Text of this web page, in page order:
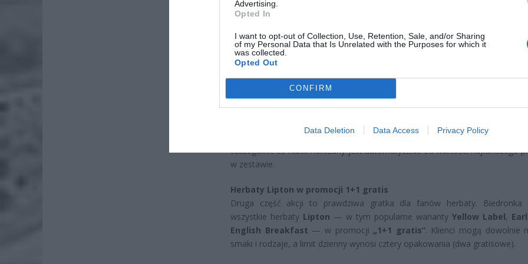
Advertising.
Opted In
I want to opt-out of Collection, Use, Retention, Sale, and/or Sharing
of my Personal Data that Is Unrelated with the Purposes for which it
was collected.
Opted Out
CONFIRM
Data Deletion Data Access Privacy Policy
ZOBACZ RÓWNIEŻ:
Teraz nastąpił zwrot w sprawie
8 sierpnia 2026 15:40
Nawet 3600 zł miesięcznie zamiast 800+. Nowa propozycja dla
rodziców dzieci do 3. roku życia
7 sierpnia 2026 19:29
To doskonała okazja, by zrobić zapasy ulubionych słodyczy przed
szczególnie że rabat naliczany jest automatycznie od wartości najtańszego
w zestawie.
Herbaty Lipton w promocji 1+1 gratis
Druga część akcji to prawdziwa gratka dla fanów herbaty. Biedronka
wszystkie herbaty Lipton — w tym popularne warianty Yellow Label,
English Breakfast — w promocji „1+1 gratis”. Klienci mogą dowolnie
smaki i rodzaje, a limit dzienny wynosi cztery opakowania (dwa gratisowe).